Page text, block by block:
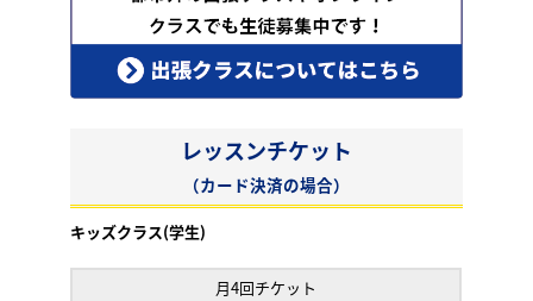
レッスンチケット
（カード決済の場合）
キッズクラス(学生)
月4回チケット